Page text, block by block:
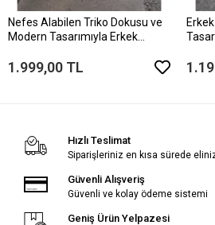
Nefes Alabilen Triko Dokusu ve
Modern Tasarımıyla Erkek
1.999,00 TL
Hızlı Teslimat
Siparişleriniz en kısa sürede
Güvenli Alışveriş
Güvenli ve kolay ödeme sistemi
Geniş Ürün Yelpazesi